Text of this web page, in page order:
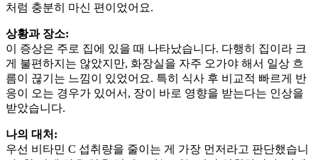
처럼 충분히 마신 편이었어요.
상황과 장소:
이 증상은 주로 집에 있을 때 나타났습니다. 다행히 집이라 크
게 불편하지는 않았지만, 화장실을 자주 오가야 해서 일상 흐
름이 끊기는 느낌이 있었어요. 특히 식사 후 비교적 빠르게 반
응이 오는 경우가 있어서, 장이 바로 영향을 받는다는 인상을
받았습니다.
나의 대처:
우선 비타민 C 섭취량을 줄이는 게 가장 먼저라고 판단했습니